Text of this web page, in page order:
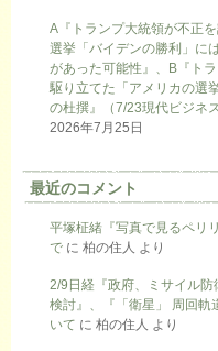
A『トランプ大統領が不正
選挙「バイデンの勝利」に
があった可能性』、B『ト
駆り立てた「アメリカの選
の杜撰』（7/23現代ビジネ
2026年7月25日
最近のコメント
平塚柾緒『写真で見るペリ
で に 柏の住人 より
2/9日経『政府、ミサイル
検討』、『「衛星」 周回軌
いて に 柏の住人 より